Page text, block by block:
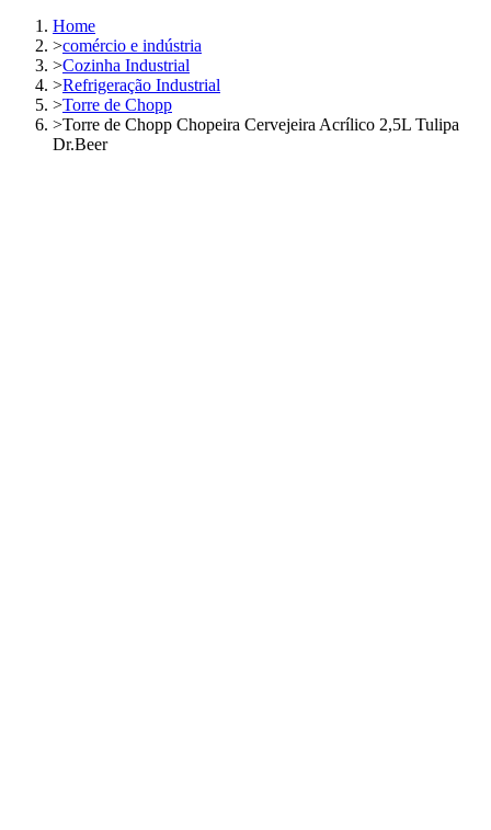
Home
>comércio e indústria
>Cozinha Industrial
>Refrigeração Industrial
>Torre de Chopp
>Torre de Chopp Chopeira Cervejeira Acrílico 2,5L Tulipa
Dr.Beer